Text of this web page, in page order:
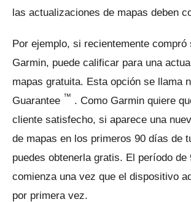
las actualizaciones de mapas deben
Por ejemplo, si recientemente
Garmin, puede calificar para una
mapas gratuita. Esta opción se llama
Guarantee ™ . Como Garmin quiere
cliente satisfecho, si aparece una
de mapas en los primeros 90 días de
puedes obtenerla gratis. El período de
comienza una vez que el dispositivo
por primera vez.